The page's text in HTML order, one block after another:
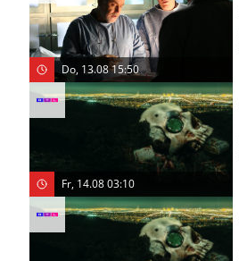
Do, 13.08 15:50
Fr, 14.08 03:10